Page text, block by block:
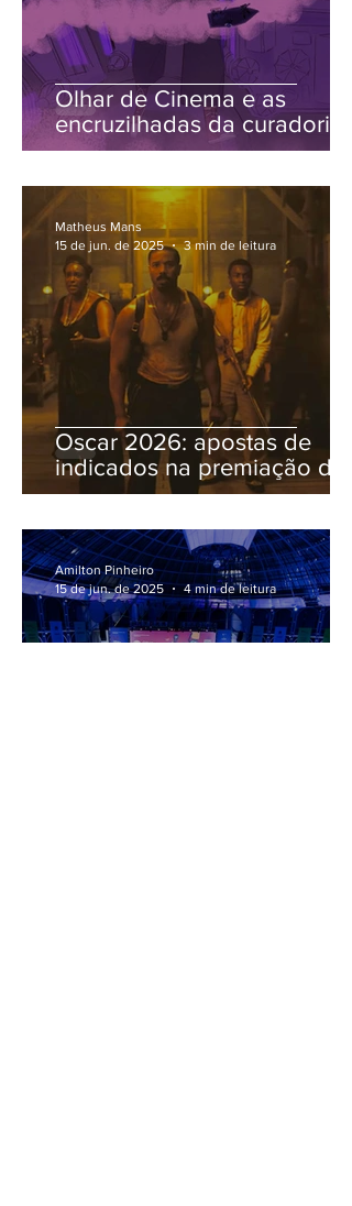
Olhar de Cinema e as
encruzilhadas da curadoria
Oscar 2026: apostas de
indicados na premiação do
cinema
Matheus Mans
15 de jun. de 2025
3 min de leitura
Amilton Pinheiro
15 de jun. de 2025
4 min de leitura